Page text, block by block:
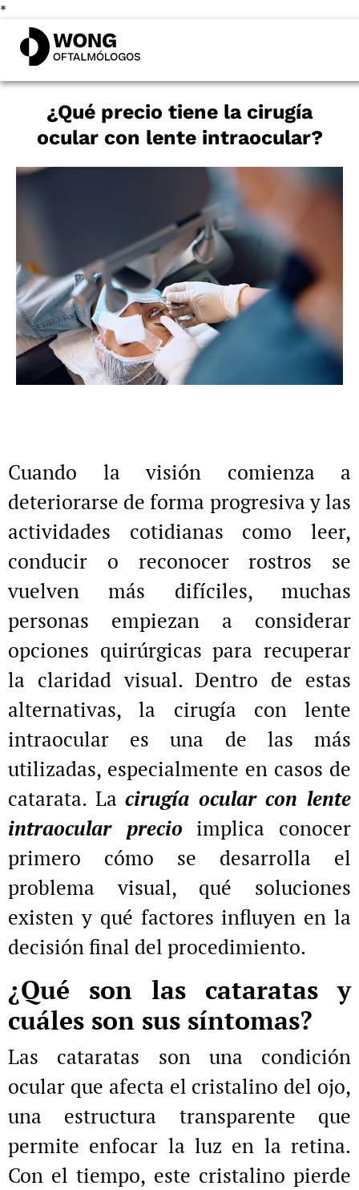
*
¿Qué precio tiene la cirugía
ocular con lente intraocular?
Cuando la visión comienza a
deteriorarse de forma progresiva y las
actividades cotidianas como leer,
conducir o reconocer rostros se
vuelven más difíciles, muchas
personas empiezan a considerar
opciones quirúrgicas para recuperar
la claridad visual. Dentro de estas
alternativas, la cirugía con lente
intraocular es una de las más
utilizadas, especialmente en casos de
catarata. Lacirugía ocular con lente
intraocular precio implica conocer
primero cómo se desarrolla el
problema visual, qué soluciones
existen y qué factores influyen en la
decisión final del procedimiento.
¿Qué son las cataratas y
cuáles son sus síntomas?
Las cataratas son una condición
ocular que afecta el cristalino del ojo,
una estructura transparente que
permite enfocar la luz en la retina.
Con el tiempo, este cristalino pierde